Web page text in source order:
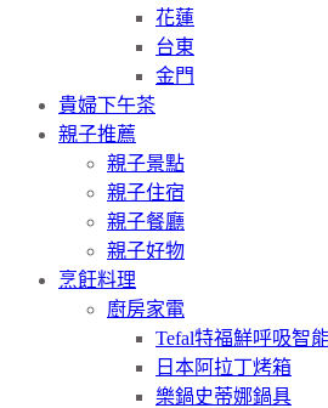
花蓮
台東
金門
貴婦下午茶
親子推薦
親子景點
親子住宿
親子餐廳
親子好物
烹飪料理
廚房家電
Tefal特福鮮呼吸智
日本阿拉丁烤箱
樂鍋史蒂娜鍋具